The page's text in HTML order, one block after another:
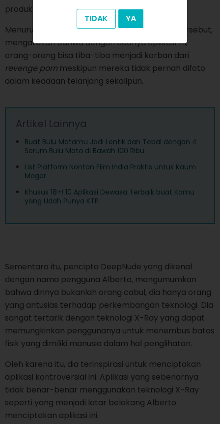
produknya sendiri).
Menurut Katelyn Bowden, CEO dari lembaga tersebut,
mengatakan bahwa dengan adanya aplikasi ini,
orang-orang bisa tiba-tiba menjadi korban dari
revenge porn meskipun mereka tidak pernah difoto
dalam keadaan telanjang sekalipun.
Artikel Lainnya
Buat Bulu Matamu Jadi Lentik dan Tebal dengan 4
Serum Bulu Mata di Bawah 100 Ribu
List Platform Nonton Film India Praktis untuk Kaum
Mager
Khusus 18+! 10 Aplikasi Dewasa Terbaik buat Kamu
yang Udah Punya KTP
Sementara itu, pencipta DeepNude yang dikenal
dengan nama pengguna Alberto, mengumumkan
bahwa dirinya bukanlah orang cabul, dia hanya orang
yang antusias terhadap perkembangan teknologi. Dia
sangat tertarik dengan teknologi X-Ray yang dapat
memungkinkan penggunanya untuk menembus batas
fisik yang dimiliki manusia dalam hal penglihatan.
Oleh karena itu, dia terinspirasi untuk menciptakan
aplikasi kontroversial ini. Aplikasi yang sebenarnya
tidak benar-benar menggunakan teknologi X-Ray
seperti yang menjadi latar belakang Alberto
menciptakan aplikasi ini.
TIDAK YA